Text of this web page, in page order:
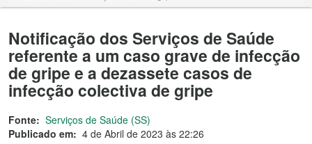
Notificação dos Serviços de Saúde
referente a um caso grave de infecção
de gripe e a dezassete casos de
infecção colectiva de gripe
Fonte: Serviços de Saúde (SS)
Publicado em: 4 de Abril de 2023 às 22:26